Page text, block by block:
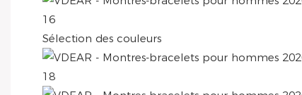
Sélection des couleurs